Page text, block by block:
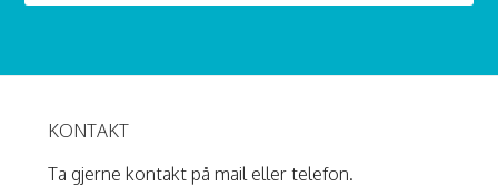
KONTAKT
Ta gjerne kontakt på mail eller telefon.